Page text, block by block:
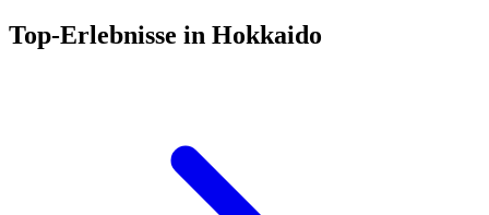
Top-Erlebnisse in Hokkaido